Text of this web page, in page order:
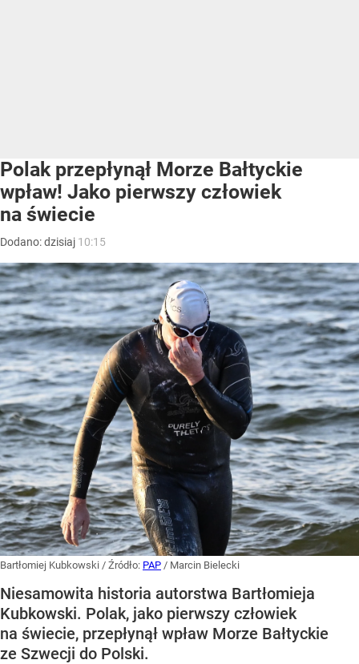
Polak przepłynął Morze Bałtyckie
wpław! Jako pierwszy człowiek
na świecie
Dodano:dzisiaj 10:15
Bartłomiej Kubkowski / Źródło: PAP / Marcin Bielecki
Niesamowita historia autorstwa Bartłomieja
Kubkowski. Polak, jako pierwszy człowiek
na świecie, przepłynął wpław Morze Bałtyckie
ze Szwecji do Polski.